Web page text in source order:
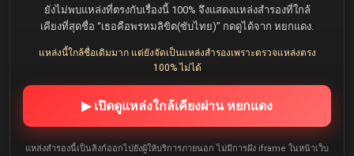
ยังไม่พบแหล่งที่ตรงกับเรื่องนี้ 100% จึงแสดงแหล่งสำรองที่ใกล้
เคียงที่สุดชื่อ “เธอคือพรหมลิขิต(ซับไทย)” กดดูได้จาก หยกแดง.
แหล่งนี้ใกล้ชื่อเดิมมาก แต่ยังจัดเป็นแหล่งสำรองเพราะตรวจแหล่งตรง
100% ไม่ได้
▶ เปิดดูแหล่งใกล้เคียงผ่าน หยกแดง
แหล่งสำรองนี้เป็นลิงก์ออกไปยังผู้ให้บริการภายนอก ไม่มีการฝัง iframe ในหน้าเว็บ